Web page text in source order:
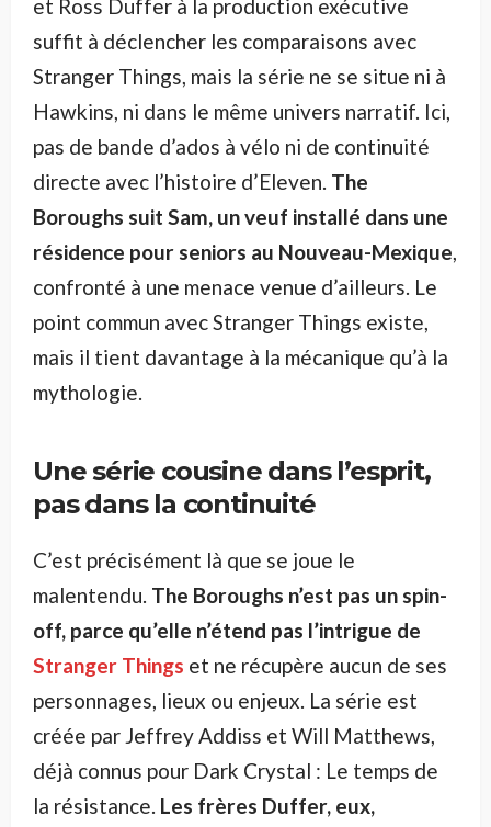
et Ross Duffer à la production exécutive
suffit à déclencher les comparaisons avec
Stranger Things, mais la série ne se situe ni à
Hawkins, ni dans le même univers narratif. Ici,
pas de bande d’ados à vélo ni de continuité
directe avec l’histoire d’Eleven. The
Boroughs suit Sam, un veuf installé dans une
résidence pour seniors au Nouveau-Mexique,
confronté à une menace venue d’ailleurs. Le
point commun avec Stranger Things existe,
mais il tient davantage à la mécanique qu’à la
mythologie.
Une série cousine dans l’esprit,
pas dans la continuité
C’est précisément là que se joue le
malentendu. The Boroughs n’est pas un spin-
off, parce qu’elle n’étend pas l’intrigue de
Stranger Things et ne récupère aucun de ses
personnages, lieux ou enjeux. La série est
créée par Jeffrey Addiss et Will Matthews,
déjà connus pour Dark Crystal : Le temps de
la résistance. Les frères Duffer, eux,